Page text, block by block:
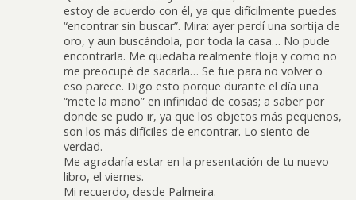
estoy de acuerdo con él, ya que difícilmente puedes
“encontrar sin buscar”. Mira: ayer perdí una sortija de
oro, y aun buscándola, por toda la casa… No pude
encontrarla. Me quedaba realmente floja y como no
me preocupé de sacarla… Se fue para no volver o
eso parece. Digo esto porque durante el día una
“mete la mano” en infinidad de cosas; a saber por
donde se pudo ir, ya que los objetos más pequeños,
son los más difíciles de encontrar. Lo siento de
verdad.
Me agradaría estar en la presentación de tu nuevo
libro, el viernes.
Mi recuerdo, desde Palmeira.